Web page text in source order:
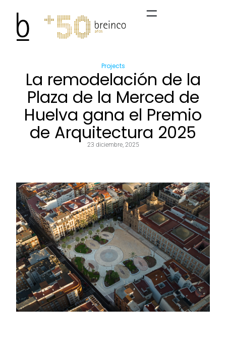
Projects
La remodelación de la
Plaza de la Merced de
Huelva gana el Premio
de Arquitectura 2025
23 diciembre, 2025